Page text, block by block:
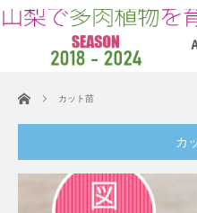
ホーム カット苗
カ